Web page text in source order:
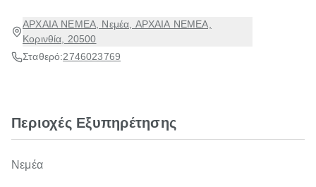
ΑΡΧΑΙΑ ΝΕΜΕΑ, Νεμέα, ΑΡΧΑΙΑ ΝΕΜΕΑ,
Κορινθία, 20500
Σταθερό:2746023769
Περιοχές Εξυπηρέτησης
Νεμέα